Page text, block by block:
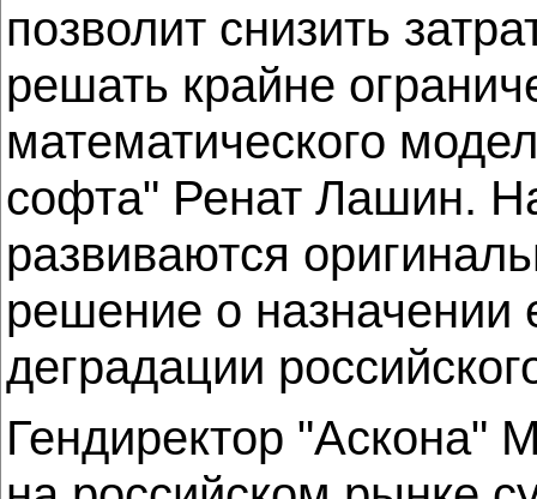
позволит снизить
решать крайне
математического
софта" Ренат Лашин.
развиваются
решение о назначении
деградации
Гендиректор "Аскона"